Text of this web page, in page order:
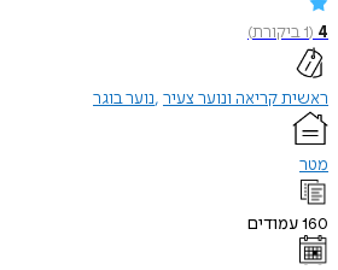
4
(
1ביקורת)
ראשית קריאה ונוער צעיר נוער בוגר
מטר
160עמודים